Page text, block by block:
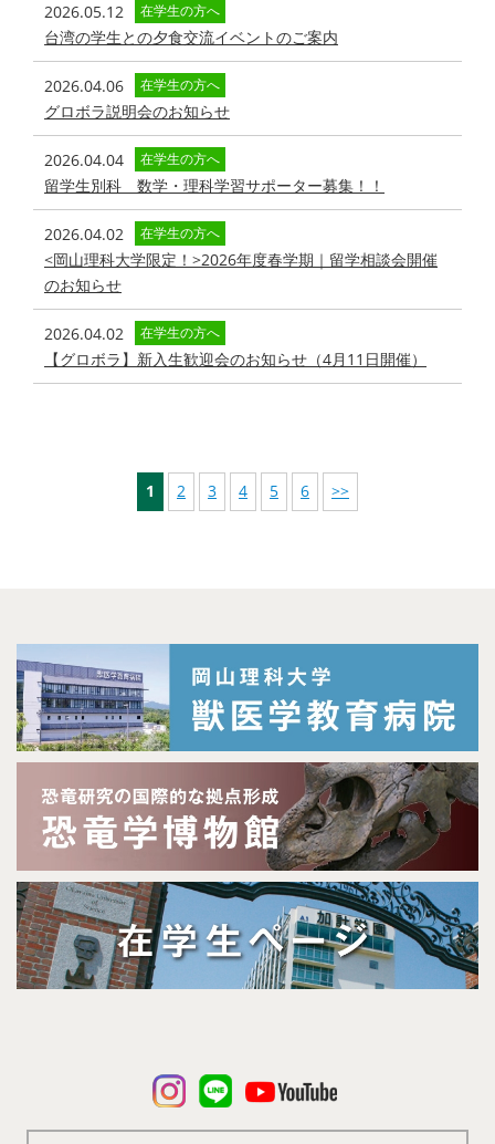
2026.05.12 在学生の方へ
台湾の学生との夕食交流イベントのご案内
2026.04.06 在学生の方へ
グロボラ説明会のお知らせ
2026.04.04 在学生の方へ
留学生別科 数学・理科学習サポーター募集！！
2026.04.02 在学生の方へ
<岡山理科大学限定！>2026年度春学期｜留学相談会開催
のお知らせ
2026.04.02 在学生の方へ
【グロボラ】新入生歓迎会のお知らせ（4月11日開催）
1 2 3 4 5 6 >>